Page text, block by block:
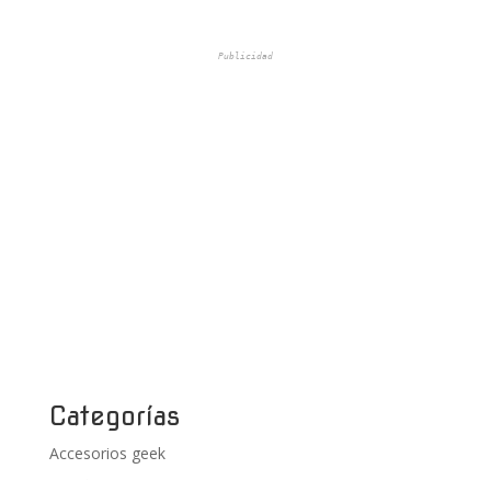
Publicidad
Categorías
Accesorios geek